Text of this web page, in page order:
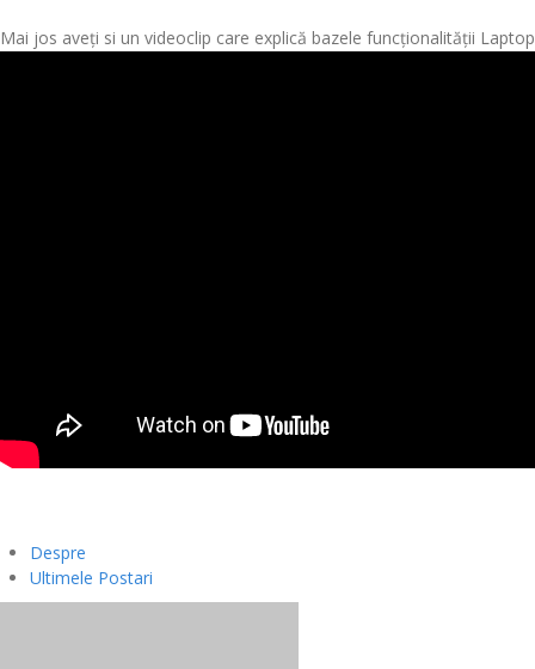
Mai jos aveți si un videoclip care explică bazele funcționalității
Despre
Ultimele Postari